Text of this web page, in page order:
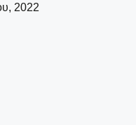
2022